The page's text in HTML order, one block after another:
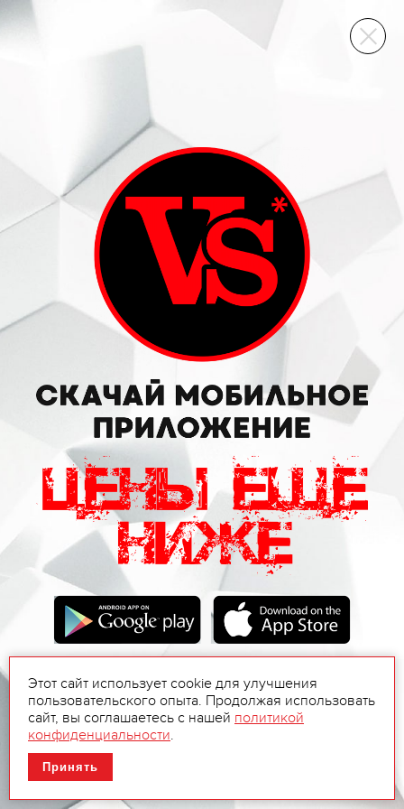
ВИННЫЙ СКЛАД
Этот сайт использует cookie для улучшения
пользовательского опыта. Продолжая использовать
сайт, вы соглашаетесь с нашей политикой
конфиденциальности.
Принять